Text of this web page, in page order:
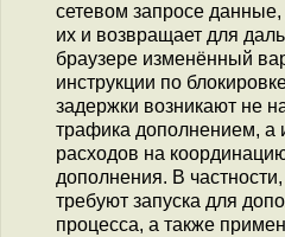
сетевом запросе
их и возвращает для
браузере изменённый
инструкции по
задержки возникают не
трафика дополнением, а
расходов на
дополнения. В
требуют запуска для
процесса, а также